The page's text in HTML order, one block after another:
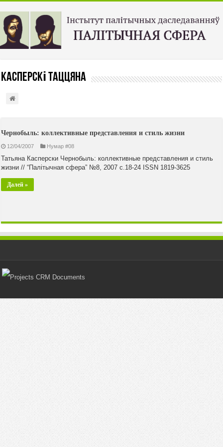
Касперскі Таццяна
Чернобыль: коллективные представления и стиль жизни
12/04/2007 Нумар #08
Татьяна Касперски Чернобыль: коллективные представления и стиль
жизни // “Палiтычная сфера” №8, 2007 с.18-24 ISSN 1819-3625
Далей »